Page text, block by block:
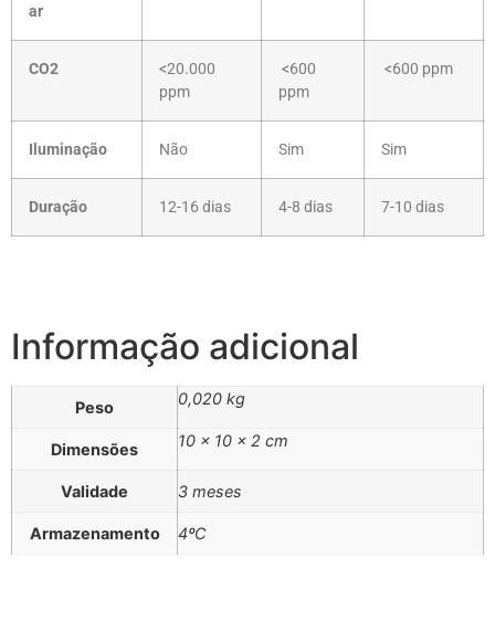
ar
CO2
<20.000
ppm
<600
ppm
<600 ppm
Iluminação Não Sim Sim
Duração 12-16 dias 4-8 dias 7-10 dias
Informação adicional
Peso 0,020 kg
Dimensões 10 × 10 × 2 cm
Validade 3 meses
Armazenamento 4ºC